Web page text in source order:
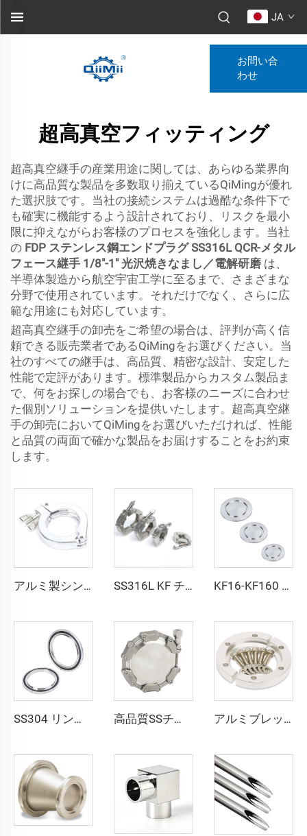
JA
お問い合
わせ
超高真空フィッティング
超高真空継手の産業用途に関しては、あらゆる業界向
けに高品質な製品を多数取り揃えているQiMingが優れ
た選択肢です。当社の接続システムは過酷な条件下で
も確実に機能するよう設計されており、リスクを最小
限に抑えながらお客様のプロセスを強化します。当社
の FDP ステンレス鋼エンドプラグ SS316L QCR-メタル
フェース継手 1/8"-1" 光沢焼きなまし／電解研磨 は、
半導体製造から航空宇宙工学に至るまで、さまざまな
分野で使用されています。それだけでなく、さらに広
範な用途にも対応しています。
超高真空継手の卸売をご希望の場合は、評判が高く信
頼できる販売業者であるQiMingをお選びください。当
社のすべての継手は、高品質、精密な設計、安定した
性能で定評があります。標準製品からカスタム製品ま
で、何をお探しの場合でも、お客様のニーズに合わせ
た個別ソリューションを提供いたします。超高真空継
手の卸売においてQiMingをお選びいただければ、性能
と品質の両面で確かな製品をお届けすることをお約束
します。
アルミ製シングルピンクランプ KF/NW 真空ラニヤードパイプフィッティング KF16-KF50 フランジ NW16-NW50 真空シングルピンクランプ 半導体用 SS316L KF チェーンクランプ 真空継手フランジ KF16/KF25/KF40/KF50 ステンレス鋼真空クランプ NW16-NW50 KF16-KF160 NW16-50 ステンレス鋼 SS304 SS316L アルミニウム PTFE 真空フランジ用ブラインドフランジ 高品質なブランク継手
SS304 リング NW16/NW25/NW40/NW50 Oリング（FKM EPDM NBR）ステンレス鋼真空継手 センターリング（リング付きおよびOリング付き） 高品質SSチェーンクランプ SS304ステンレス鋼真空パイプクランプ継手 KF16-160 強力CNCシール NW16-160 鍛造 アルミブレッチクランプ KF16/KF25/KF40/KF50 真空フランジ 高品質真空クランプ継手 NW16/25/40/50 単純な高真空チャンバーポット用